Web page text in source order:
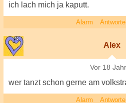
ich lach mich ja kaputt.
Alarm
Alex
Vor 18
wer tanzt schon gerne am
Alarm